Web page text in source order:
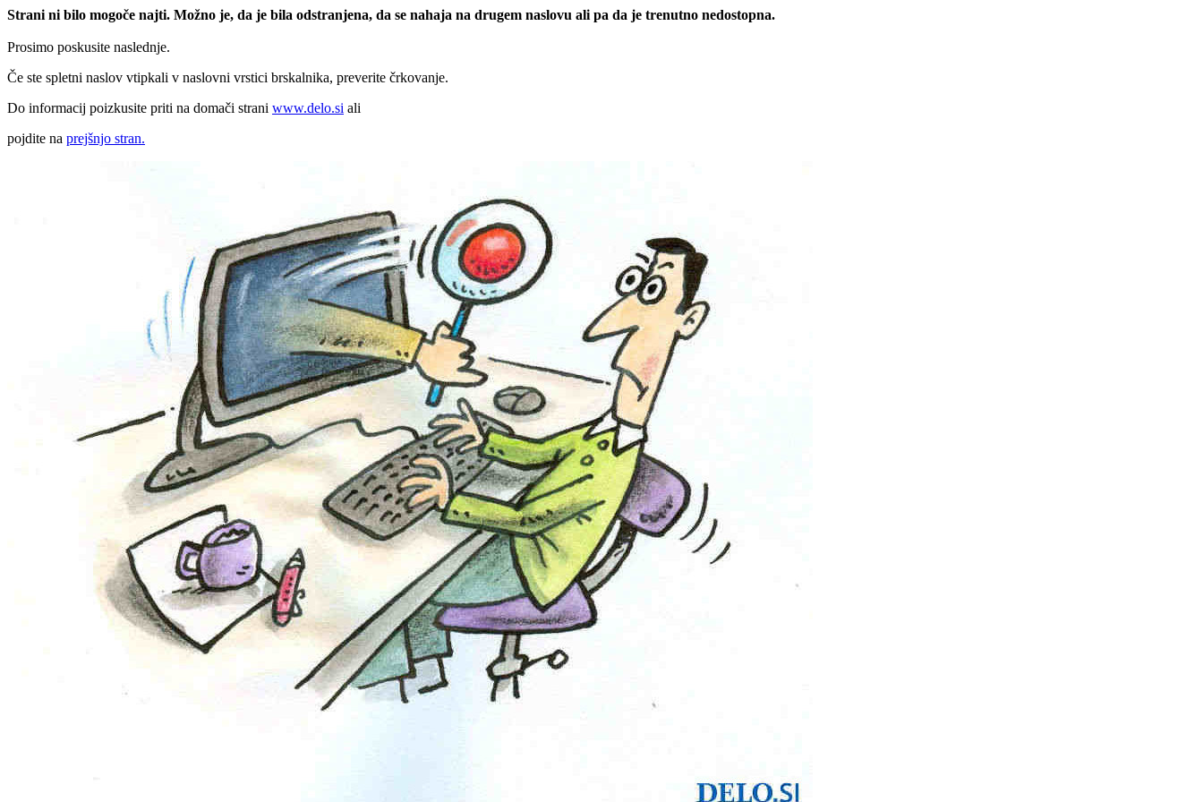
Strani ni bilo mogoče najti. Možno je, da je bila odstranjena, da se nahaja na drugem naslovu ali pa da je trenutno nedostopna.
Prosimo poskusite naslednje.
Če ste spletni naslov vtipkali v naslovni vrstici brskalnika, preverite črkovanje.
Do informacij poizkusite priti na domači strani www.delo.si ali
pojdite na prejšnjo stran.